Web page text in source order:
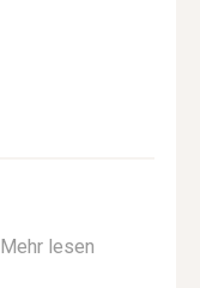
Mehr lesen